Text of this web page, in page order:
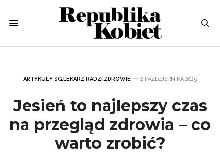
ARTYKUŁY SG,LEKARZ RADZI,ZDROWIE 2 PAŹDZIERNIKA 2025
Jesień to najlepszy czas
na przegląd zdrowia – co
warto zrobić?